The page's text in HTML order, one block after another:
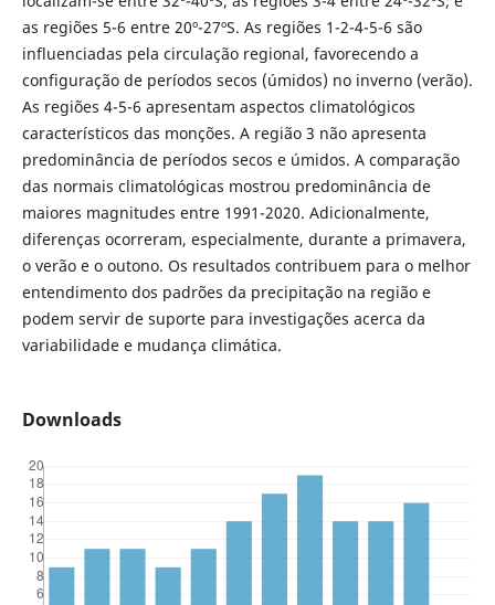
as regiões 5-6 entre 20º-27ºS. As regiões 1-2-4-5-6 são
influenciadas pela circulação regional, favorecendo a
configuração de períodos secos (úmidos) no inverno (verão).
As regiões 4-5-6 apresentam aspectos climatológicos
característicos das monções. A região 3 não apresenta
predominância de períodos secos e úmidos. A comparação
das normais climatológicas mostrou predominância de
maiores magnitudes entre 1991-2020. Adicionalmente,
diferenças ocorreram, especialmente, durante a primavera,
o verão e o outono. Os resultados contribuem para o melhor
entendimento dos padrões da precipitação na região e
podem servir de suporte para investigações acerca da
variabilidade e mudança climática.
Downloads